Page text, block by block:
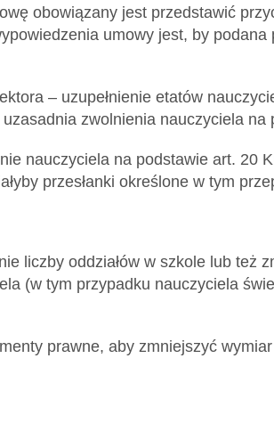
obowiązany jest przedstawić
umowy jest, by podana
– uzupełnienie etatów
zwolnienia nauczyciela na
nauczyciela na podstawie art. 20
przesłanki określone w tym
liczby oddziałów w szkole lub też
(w tym przypadku nauczyciela
prawne, aby zmniejszyć